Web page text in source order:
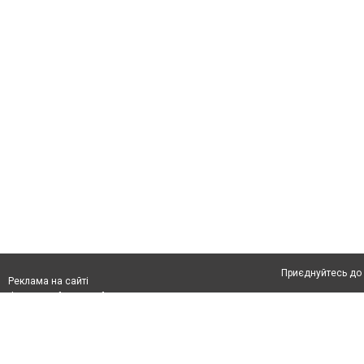
Реклама на сайті
Приєднуйтесь до